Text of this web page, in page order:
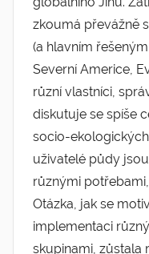
zkoumá převážně
(a hlavním
Severní Americe,
různí vlastníci,
diskutuje se spíše
socio-
uživatelé půdy
různými
Otázka, jak se
implementaci
skupinami, zůstala